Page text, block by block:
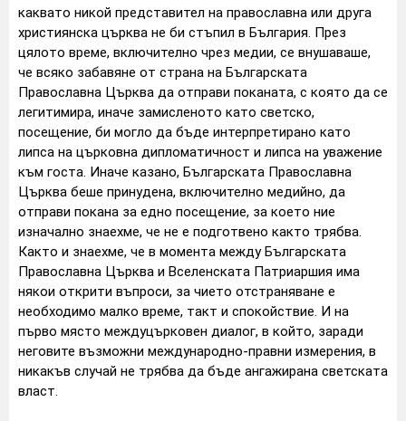
каквато никой представител на православна или друга
християнска църква не би стъпил в България. През
цялото време, включително чрез медии, се внушаваше,
че всяко забавяне от страна на Българската
Православна Църква да отправи поканата, с която да се
легитимира, иначе замисленото като светско,
посещение, би могло да бъде интерпретирано като
липса на църковна дипломатичност и липса на уважение
към госта. Иначе казано, Българската Православна
Църква беше принудена, включително медийно, да
отправи покана за едно посещение, за което ние
изначално знаехме, че не е подготвено както трябва.
Както и знаехме, че в момента между Българската
Православна Църква и Вселенската Патриаршия има
някои открити въпроси, за чието отстраняване е
необходимо малко време, такт и спокойствие. И на
първо място междуцърковен диалог, в който, заради
неговите възможни международно-правни измерения, в
никакъв случай не трябва да бъде ангажирана светската
власт.